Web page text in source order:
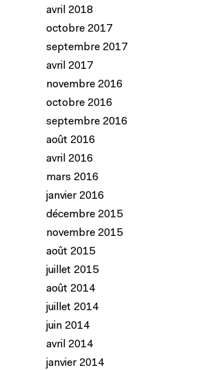
avril 2018
octobre 2017
septembre 2017
avril 2017
novembre 2016
octobre 2016
septembre 2016
août 2016
avril 2016
mars 2016
janvier 2016
décembre 2015
novembre 2015
août 2015
juillet 2015
août 2014
juillet 2014
juin 2014
avril 2014
janvier 2014